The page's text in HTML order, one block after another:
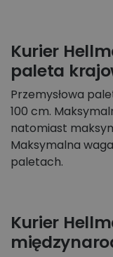
Kurier
paleta
Przemysłowa
100 cm.
natomiast
Maksymalna
paletach.
Kurier